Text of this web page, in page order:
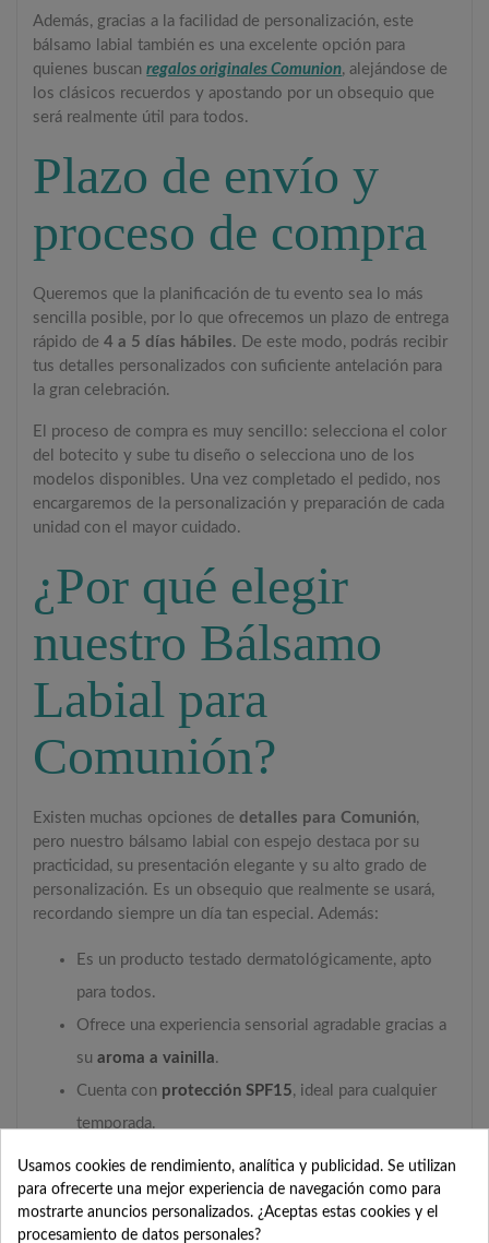
Además, gracias a la facilidad de personalización, este
bálsamo labial también es una excelente opción para
quienes buscanregalos originales Comunion, alejándose de
los clásicos recuerdos y apostando por un obsequio que
será realmente útil para todos.
Plazo de envío y
proceso de compra
Queremos que la planificación de tu evento sea lo más
sencilla posible, por lo que ofrecemos un plazo de entrega
rápido de4 a 5 días hábiles. De este modo, podrás recibir
tus detalles personalizados con suficiente antelación para
la gran celebración.
El proceso de compra es muy sencillo: selecciona el color
del botecito y sube tu diseño o selecciona uno de los
modelos disponibles. Una vez completado el pedido, nos
encargaremos de la personalización y preparación de cada
unidad con el mayor cuidado.
¿Por qué elegir
nuestro Bálsamo
Labial para
Comunión?
Existen muchas opciones dedetalles para Comunión,
pero nuestro bálsamo labial con espejo destaca por su
practicidad, su presentación elegante y su alto grado de
personalización. Es un obsequio que realmente se usará,
recordando siempre un día tan especial. Además:
Es un producto testado dermatológicamente, apto
para todos.
Ofrece una experiencia sensorial agradable gracias a
suaroma a vainilla.
Cuenta con protección SPF15, ideal para cualquier
temporada.
Se puede personalizar con nombres, fechas e
imágenes, haciendo que cada unidad sea única.
Está disponible en una variedad de colores, para que
Usamos cookies de rendimiento, analítica y publicidad. Se utilizan
para ofrecerte una mejor experiencia de navegación como para
mostrarte anuncios personalizados. ¿Aceptas estas cookies y el
procesamiento de datos personales?